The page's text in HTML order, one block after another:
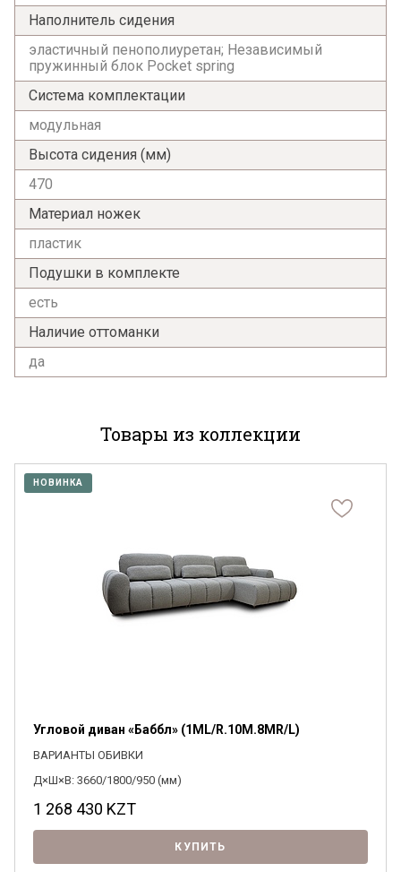
Наполнитель сидения
эластичный пенополиуретан; Независимый
пружинный блок Pocket spring
Система комплектации
модульная
Высота сидения (мм)
470
Материал ножек
пластик
Подушки в комплекте
есть
Наличие оттоманки
да
Товары из коллекции
НОВИНКА
Угловой диван «Баббл» (1ML/R.10M.8MR/L)
ВАРИАНТЫ ОБИВКИ
Д×Ш×В: 3660/1800/950 (мм)
1 268 430 KZT
КУПИТЬ